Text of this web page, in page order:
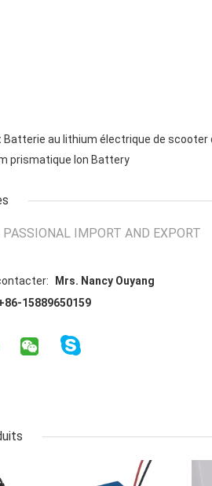
Batterie au lithium électrique de scooter
prismatique Ion Battery
IMPORT AND EXPORT
Mrs. Nancy Ouyang
15889650159